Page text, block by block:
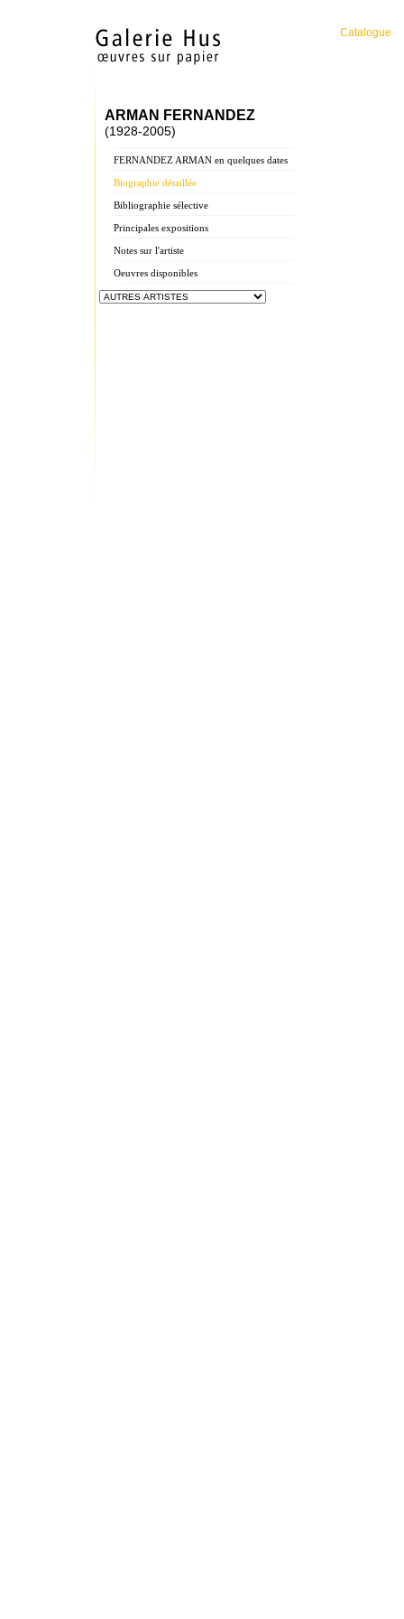
Catalogue
ARMAN FERNANDEZ
(1928-2005)
FERNANDEZ ARMAN en quelques dates
Biographie détaillée
Bibliographie sélective
Principales expositions
Notes sur l'artiste
Oeuvres disponibles